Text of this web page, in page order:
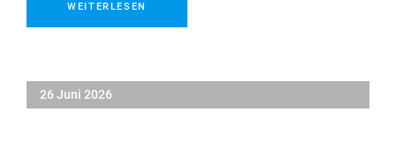
WEITERLESEN
26 Juni 2026